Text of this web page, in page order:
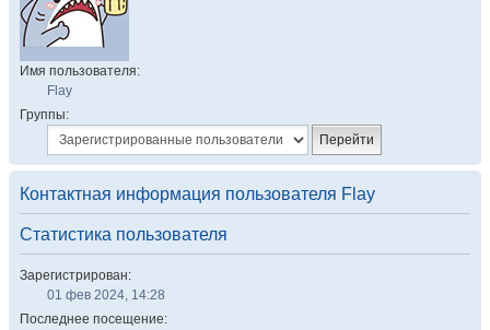
Имя пользователя:
Flay
Группы:
Контактная информация пользователя Flay
Статистика пользователя
Зарегистрирован:
01 фев 2024, 14:28
Последнее посещение: